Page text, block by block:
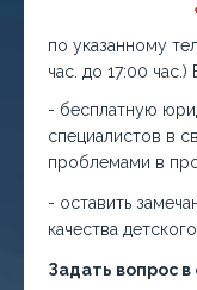
по указанному
час. до 17:00
- бесплатную
специалистов в
проблемами в
- оставить
качества
Задать вопрос